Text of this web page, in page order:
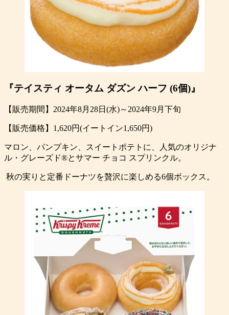
『テイスティ オータム ダズン ハーフ (6個)』
【販売期間】2024年8月28日(水)～2024年9月下旬
【販売価格】1,620円(イートイン1,650円)
マロン、パンプキン、スイートポテトに、人気のオリジナ
ル・グレーズド®とサマー チョコ スプリンクル。
秋の実りと定番ドーナツを贅沢に楽しめる6個ボックス。